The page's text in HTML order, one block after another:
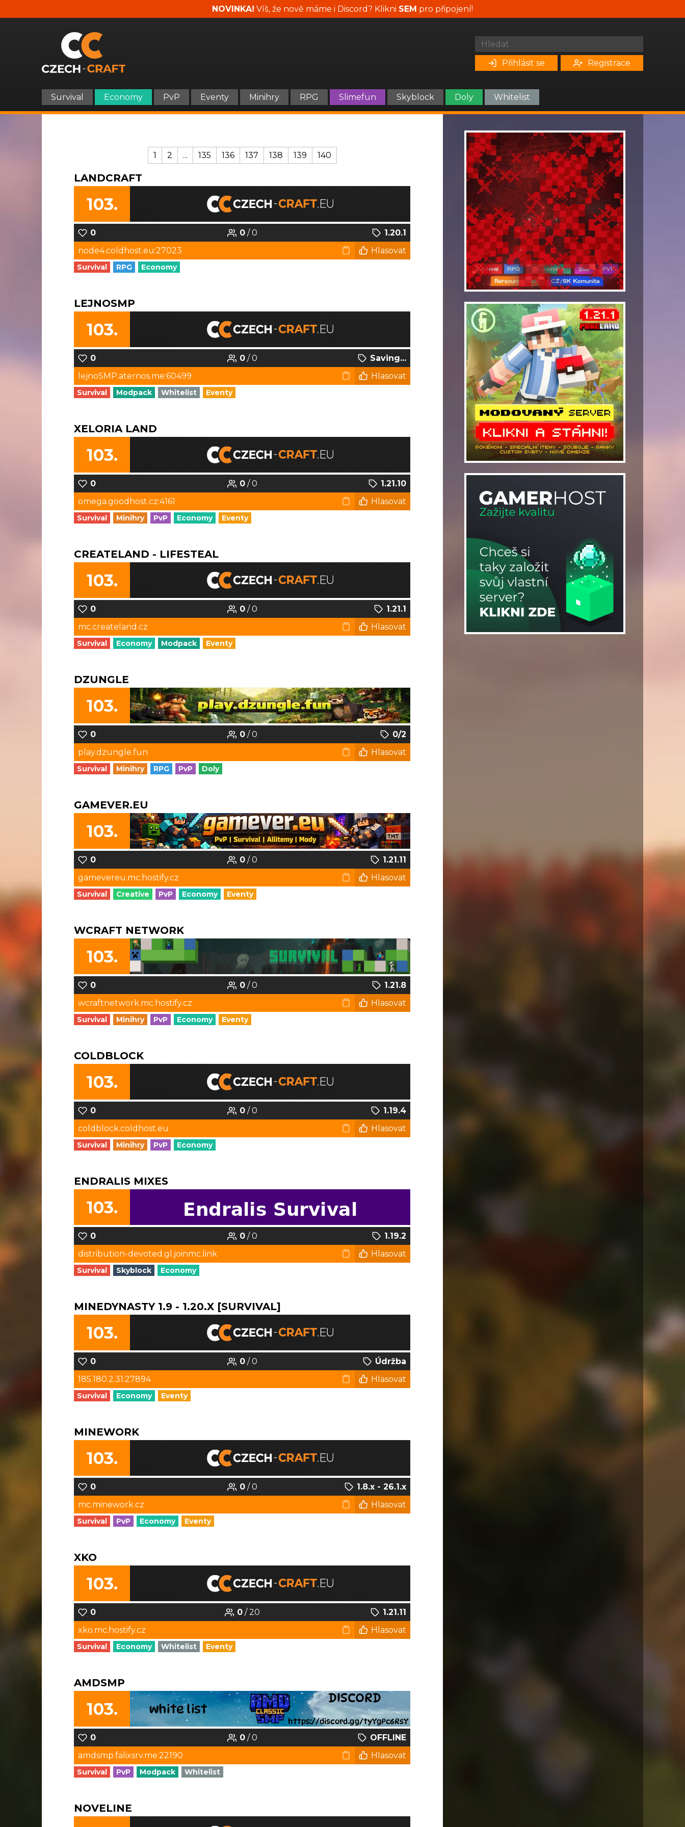
NOVINKA! Víš, že nově máme i Discord? Klikni SEM pro připojení!
Přihlásit se Registrace
Survival Economy PvP Eventy Minihry RPG Slimefun Skyblock Doly Whitelist
1 2 ... 135 136 137 138 139 140
LANDCRAFT
103.
0 0/ 0
1.20.1
node4.coldhost.eu:27023
Hlasovat
Survival RPG Economy
LEJNOSMP
103.
0 0/ 0
Saving...
lejnoSMP.aternos.me:60499
Hlasovat
Survival Modpack Whitelist Eventy
XELORIA LAND
103.
0 0/ 0
1.21.10
omega.goodhost.cz:4161
Hlasovat
Survival Minihry PvP Economy Eventy
CREATELAND - LIFESTEAL
103.
0 0/ 0
1.21.1
mc.createland.cz
Hlasovat
Survival Economy Modpack Eventy
DZUNGLE
103.
0 0/ 0
0/2
play.dzungle.fun
Hlasovat
Survival Minihry RPG PvP Doly
GAMEVER.EU
103.
0 0/ 0
1.21.11
gamevereu.mc.hostify.cz
Hlasovat
Survival Creative PvP Economy Eventy
WCRAFT NETWORK
103.
0 0/ 0
1.21.8
wcraftnetwork.mc.hostify.cz
Hlasovat
Survival Minihry PvP Economy Eventy
COLDBLOCK
103.
0 0/ 0
1.19.4
coldblock.coldhost.eu
Hlasovat
Survival Minihry PvP Economy
ENDRALIS MIXES
103.
0 0/ 0
1.19.2
distribution-devoted.gl.joinmc.link
Hlasovat
Survival Skyblock Economy
MINEDYNASTY 1.9 - 1.20.X [SURVIVAL]
103.
0 0/ 0
Údržba
185.180.2.31:27894
Hlasovat
Survival Economy Eventy
MINEWORK
103.
0 0/ 0
1.8.x - 26.1.x
mc.minework.cz
Hlasovat
Survival PvP Economy Eventy
XKO
103.
0 0/ 20
1.21.11
xko.mc.hostify.cz
Hlasovat
Survival Economy Whitelist Eventy
AMDSMP
103.
0 0/ 0
OFFLINE
amdsmp.falixsrv.me:22190
Hlasovat
Survival PvP Modpack Whitelist
NOVELINE